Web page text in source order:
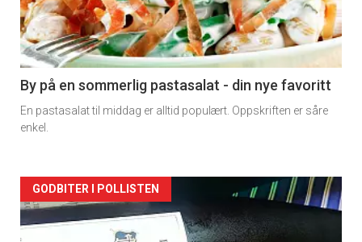
nå
-
5
By på en sommerlig pastasalat - din nye favoritt
En pastasalat til middag er alltid populært. Oppskriften er såre
enkel.
Forsiden
akkurat
GODBITER I POLLISTEN